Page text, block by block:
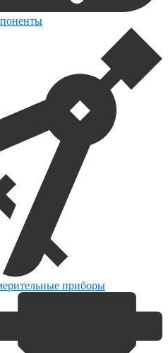
приборы